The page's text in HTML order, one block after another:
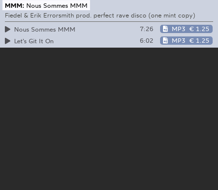
MMM: Nous Sommes MMM
Fiedel & Erik Errorsmith prod. perfect rave disco (one mint copy)
Nous Sommes MMM
7:26 MP3 € 1.25
Let's Git It On
6:02 MP3 € 1.25